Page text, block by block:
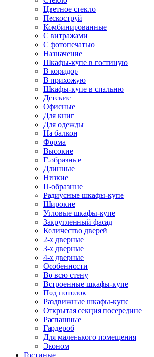
Цветное стекло
Пескоструй
Комбинированные
С витражами
С фотопечатью
Назначение
Шкафы-купе в гостиную
В коридор
В прихожую
Шкафы-купе в спальню
Детские
Офисные
Для книг
Для одежды
На балкон
Форма
Высокие
Г-образные
Длинные
Низкие
П-образные
Радиусные шкафы-купе
Широкие
Угловые шкафы-купе
Закругленный фасад
Количество дверей
2-х дверные
3-х дверные
4-х дверные
Особенности
Во всю стену
Встроенные шкафы-купе
Под потолок
Раздвижные шкафы-купе
Открытая секция посередине
Распашные
Гардероб
Для маленького помещения
Эконом
Гостиные